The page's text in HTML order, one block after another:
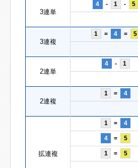
3連単
4 - 1 - 5
3連複
1 = 4 = 5
2連単
4 - 1
2連複
1 = 4
拡連複
1 = 4
4 = 5
1 = 5